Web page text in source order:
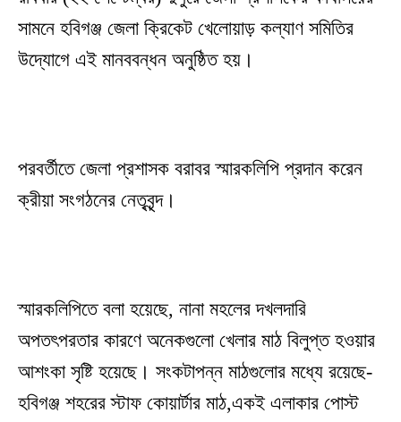
সামনে হবিগঞ্জ জেলা ক্রিকেট খেলোয়াড় কল্যাণ সমিতির
উদ্যোগে এই মানববন্ধন অনুষ্ঠিত হয়।
পরবর্তীতে জেলা প্রশাসক বরাবর স্মারকলিপি প্রদান করেন
ক্রীয়া সংগঠনের নেতৃবৃন্দ।
স্মারকলিপিতে বলা হয়েছে, নানা মহলের দখলদারি
অপতৎপরতার কারণে অনেকগুলো খেলার মাঠ বিলুপ্ত হওয়ার
আশংকা সৃষ্টি হয়েছে। সংকটাপন্ন মাঠগুলোর মধ্যে রয়েছে-
হবিগঞ্জ শহরের স্টাফ কোয়ার্টার মাঠ,একই এলাকার পোস্ট